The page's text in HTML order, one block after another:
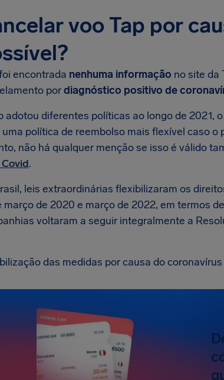
voo Tap por
encontrada nenhuma informação no site da
pordiagnóstico positivo de
adotou diferentes políticas ao longo de 2021,
política de reembolso mais flexível caso
não há qualquer menção se isso é válido
.
leis extraordinárias flexibilizaram os
março de 2020 e março de 2022, em termos
voltaram a seguir integralmente a
das medidas por causa do